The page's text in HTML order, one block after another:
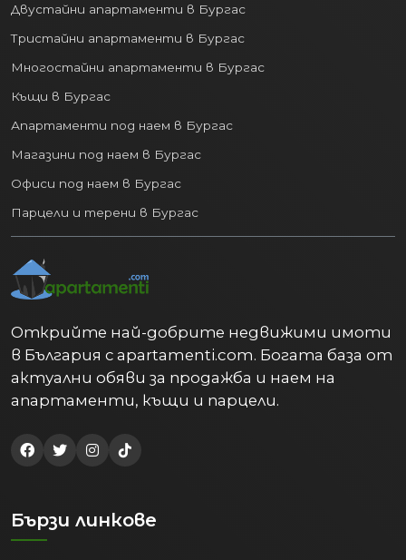
Двустайни апартаменти в Бургас
Тристайни апартаменти в Бургас
Многостайни апартаменти в Бургас
Къщи в Бургас
Апартаменти под наем в Бургас
Магазини под наем в Бургас
Офиси под наем в Бургас
Парцели и терени в Бургас
Открийте най-добрите недвижими имоти
в България с apartamenti.com. Богата база от
актуални обяви за продажба и наем на
апартаменти, къщи и парцели.
Бързи линкове